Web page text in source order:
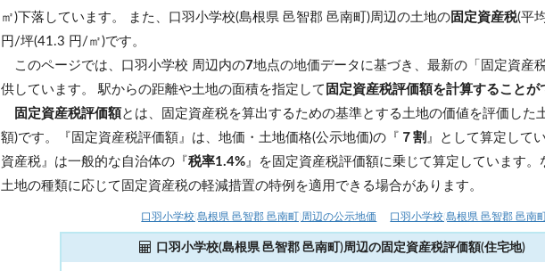
㎡)下落しています。
また、口羽小学校(島根県 邑智郡 邑南町)周辺の土地の 固定資産税(平
円/坪(41.3 円/㎡)です。
このページでは、口羽小学校 周辺内の7地点の地価データに基づき、最新の「固定資産
供しています。 駅からの距離や土地の面積を指定して 固定資産税評価額を計算することが
固定資産税評価額 とは、固定資産税を算出するための基準とする土地の価値を評価した
額)です。『固定資産税評価額』は、地価・土地価格(公示地価)の『 ７割 』として算定して
資産税』は一般的な自治体の『税率1.4%』を固定資産税評価額に乗じて算定しています。
土地の種類に応じて固定資産税の軽減措置の特例を適用できる場合があります。
口羽小学校(島根県 邑智郡 邑南町)周辺の公示地価 口羽小学校(島根県 邑智郡 邑南
口羽小学校(島根県 邑智郡 邑南町)周辺の固定資産税評価額(住宅地)